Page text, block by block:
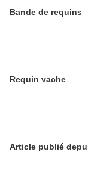
Bande de requins
Requin vache